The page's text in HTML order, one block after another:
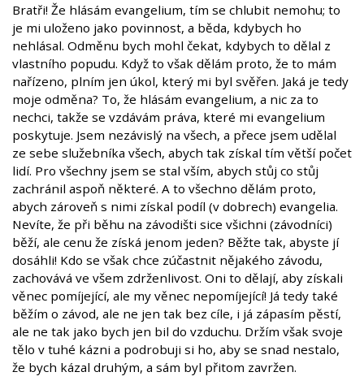
Bratři! Že hlásám evangelium, tím se chlubit nemohu; to
je mi uloženo jako povinnost, a běda, kdybych ho
nehlásal. Odměnu bych mohl čekat, kdybych to dělal z
vlastního popudu. Když to však dělám proto, že to mám
nařízeno, plním jen úkol, který mi byl svěřen. Jaká je tedy
moje odměna? To, že hlásám evangelium, a nic za to
nechci, takže se vzdávám práva, které mi evangelium
poskytuje. Jsem nezávislý na všech, a přece jsem udělal
ze sebe služebníka všech, abych tak získal tím větší počet
lidí. Pro všechny jsem se stal vším, abych stůj co stůj
zachránil aspoň některé. A to všechno dělám proto,
abych zároveň s nimi získal podíl (v dobrech) evangelia.
Nevíte, že při běhu na závodišti sice všichni (závodníci)
běží, ale cenu že získá jenom jeden? Běžte tak, abyste jí
dosáhli! Kdo se však chce zúčastnit nějakého závodu,
zachovává ve všem zdrženlivost. Oni to dělají, aby získali
věnec pomíjející, ale my věnec nepomíjející! Já tedy také
běžím o závod, ale ne jen tak bez cíle, i já zápasím pěstí,
ale ne tak jako bych jen bil do vzduchu. Držím však svoje
tělo v tuhé kázni a podrobuji si ho, aby se snad nestalo,
že bych kázal druhým, a sám byl přitom zavržen.